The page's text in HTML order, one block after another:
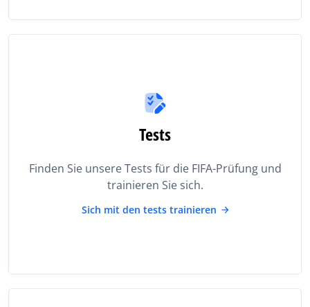
Tests
Finden Sie unsere Tests für die FIFA-Prüfung und
trainieren Sie sich.
Sich mit den tests trainieren